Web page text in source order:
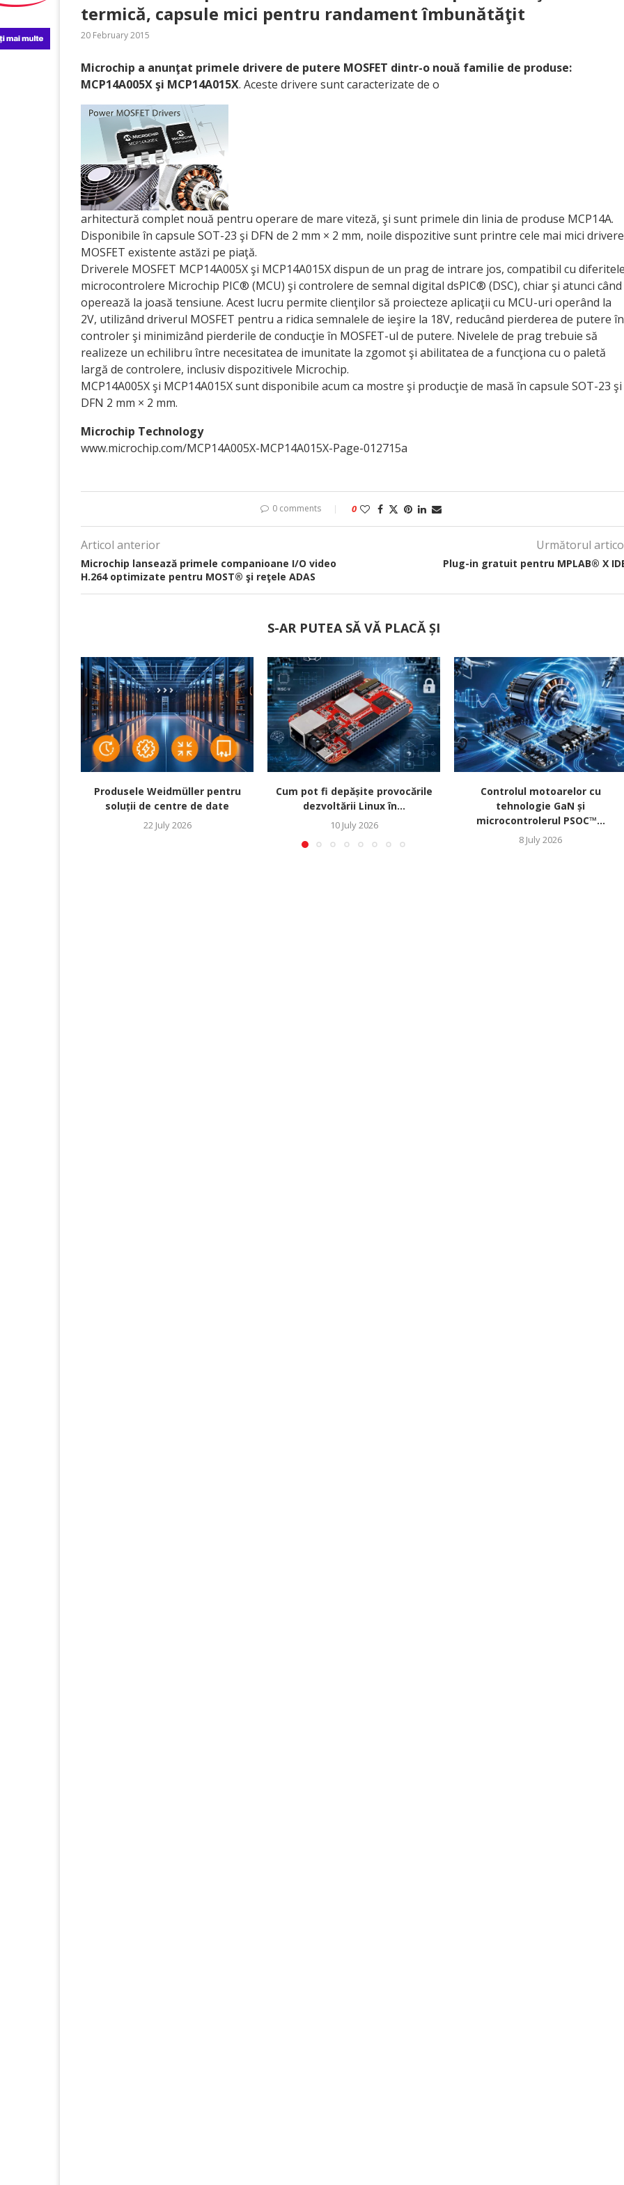
termică, capsule mici pentru randament îmbunătăţit
20 February 2015
Microchip a anunţat primele drivere de putere MOSFET dintr-o nouă familie de produse:
MCP14A005X şi MCP14A015X. Aceste drivere sunt caracterizate de o
arhitectură complet nouă pentru operare de mare viteză, şi sunt primele din linia de produse MCP14A.
Disponibile în capsule SOT-23 şi DFN de 2 mm × 2 mm, noile dispozitive sunt printre cele mai mici drivere
MOSFET existente astăzi pe piaţă.
Driverele MOSFET MCP14A005X şi MCP14A015X dispun de un prag de intrare jos, compatibil cu
microcontrolere Microchip PIC® (MCU) şi controlere de semnal digital dsPIC® (DSC), chiar şi atunci când
operează la joasă tensiune. Acest lucru permite clienţilor să proiecteze aplicaţii cu MCU-uri operând la
2V, utilizând driverul MOSFET pentru a ridica semnalele de ieşire la 18V, reducând pierderea de putere în
controler şi minimizând pierderile de conducţie în MOSFET-ul de putere. Nivelele de prag trebuie să
realizeze un echilibru între necesitatea de imunitate la zgomot şi abilitatea de a funcţiona cu o paletă
largă de controlere, inclusiv dispozitivele Microchip.
MCP14A005X şi MCP14A015X sunt disponibile acum ca mostre şi producţie de masă în capsule SOT-23 şi
DFN 2 mm × 2 mm.
Microchip Technology
www.microchip.com/MCP14A005X-MCP14A015X-Page-012715a
0 comments 0
Articol anterior
Microchip lansează primele companioane I/O video
H.264 optimizate pentru MOST® şi reţele ADAS
Următorul
Plug-in gratuit pentru MPLAB® X
S-AR PUTEA SĂ VĂ PLACĂ ȘI
Produsele Weidmüller pentru
soluții de centre de date
22 July 2026
Cum pot fi depășite provocările
dezvoltării Linux în...
10 July 2026
Controlul motoarelor cu
tehnologie GaN și
microcontrolerul PSOC™...
8 July 2026